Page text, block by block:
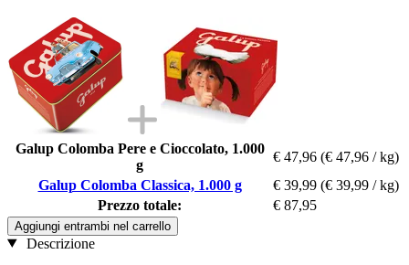
Galup Colomba Pere e Cioccolato, 1.000
g
€ 47,96 (€ 47,96 / kg)
Galup Colomba Classica, 1.000 g
€ 39,99 (€ 39,99 / kg)
Prezzo totale:
€ 87,95
Aggiungi entrambi nel carrello
Descrizione